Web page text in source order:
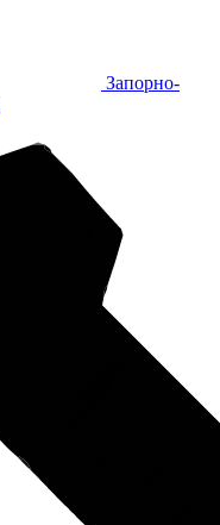
Запорно-